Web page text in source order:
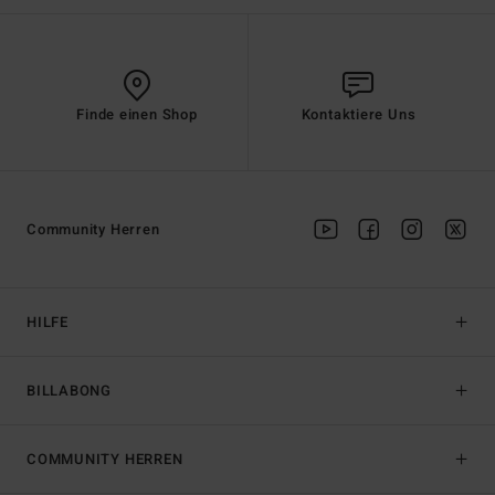
Finde einen Shop Kontaktiere Uns
HILFE
BILLABONG
Community Herren
COMMUNITY HERREN